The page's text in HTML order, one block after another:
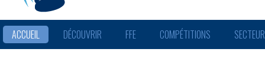
ACCUEIL DÉCOUVRIR FFE COMPÉTITIONS